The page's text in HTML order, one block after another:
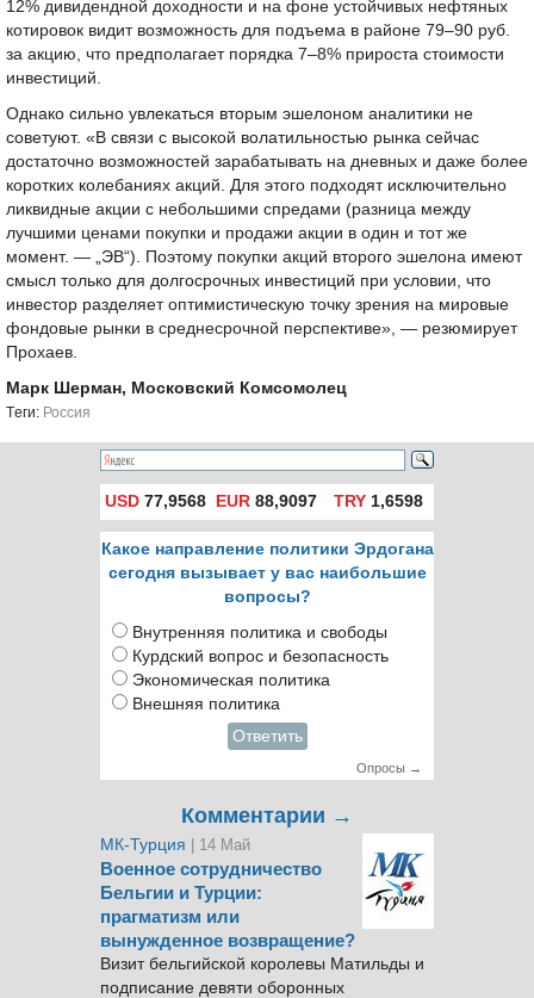
12% дивидендной доходности и на фоне устойчивых нефтяных
котировок видит возможность для подъема в районе 79–90 руб.
за акцию, что предполагает порядка 7–8% прироста стоимости
инвестиций.
Однако сильно увлекаться вторым эшелоном аналитики не
советуют. «В связи с высокой волатильностью рынка сейчас
достаточно возможностей зарабатывать на дневных и даже более
коротких колебаниях акций. Для этого подходят исключительно
ликвидные акции с небольшими спредами (разница между
лучшими ценами покупки и продажи акции в один и тот же
момент. — „ЭВ“). Поэтому покупки акций второго эшелона имеют
смысл только для долгосрочных инвестиций при условии, что
инвестор разделяет оптимистическую точку зрения на мировые
фондовые рынки в среднесрочной перспективе», — резюмирует
Прохаев.
Марк Шерман, Московский Комсомолец
Tеги: Россия
USD 77,9568 EUR 88,9097 TRY1,6598
Какое направление политики Эрдогана
сегодня вызывает у вас наибольшие
вопросы?
Внутренняя политика и свободы
Курдский вопрос и безопасность
Экономическая политика
Внешняя политика
Ответить
Опросы →
Комментарии →
МК-Турция | 14 Май
Военное сотрудничество
Бельгии и Турции:
прагматизм или
вынужденное возвращение?
Визит бельгийской королевы Матильды и
подписание девяти оборонных